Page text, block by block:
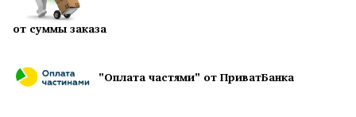
от суммы заказа
"Оплата частями" от ПриватБанка